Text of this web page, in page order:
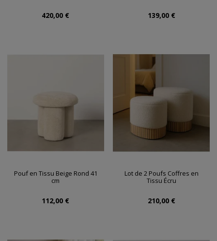
420,00 € 139,00 €
Pouf en Tissu Beige Rond 41
cm
112,00 €
Lot de 2 Poufs Coffres en
Tissu Écru
210,00 €